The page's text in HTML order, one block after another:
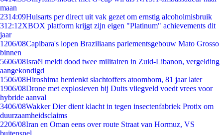
maan
2314:09Huisarts per direct uit vak gezet om ernstig alcoholmisbruik
312:12XBOX platform krijgt zijn eigen "Platinum" achievements dit
jaar
1206/08Capibara's lopen Braziliaans parlementsgebouw Mato Grosso
binnen
5606/08Israël meldt dood twee militairen in Zuid-Libanon, vergelding
aangekondigd
1506/08Hiroshima herdenkt slachtoffers atoombom, 81 jaar later
1906/08Drone met explosieven bij Duits vliegveld voedt vrees voor
hybride aanval
3406/08Wakker Dier dient klacht in tegen insectenfabriek Protix om
duurzaamheidsclaims
2206/08Iran en Oman eens over route Straat van Hormuz, VS
buitenspel